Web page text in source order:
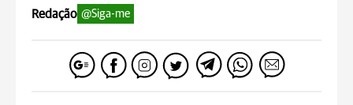
Redação @Siga-me